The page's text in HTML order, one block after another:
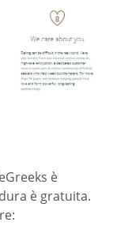
è
è gratuita.